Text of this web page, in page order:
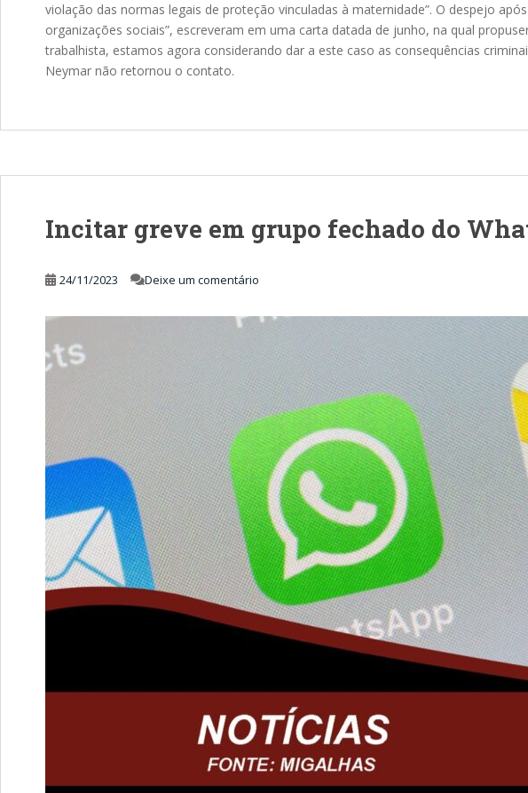
violação das normas legais de proteção vinculadas à maternidade”. O despejo
organizações sociais”, escreveram em uma carta datada de junho, na qual
trabalhista, estamos agora considerando dar a este caso as consequências
Neymar não retornou o contato.
Incitar greve em grupo fechado do
24/11/2023 Deixe um comentário